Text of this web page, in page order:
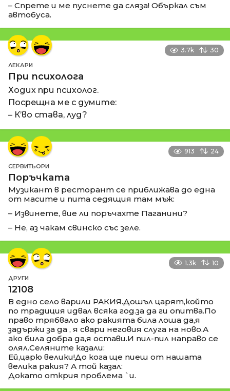
– Спрете и ме пуснете да сляза! Объркал съм
автобуса.
3.7k 30
ЛЕКАРИ
При психолога
Ходих при психолог.
Посрещна ме с думите:
– К’во става, луд?
913 24
СЕРВИТЬОРИ
Поръчката
Музикант в ресторант се приближава до една
от масите и пита седящия там мъж:
– Извинете, вие ли поръчахте Паганини?
– Не, аз чакам свинско със зеле.
1.3k 10
ДРУГИ
12108
В едно село варили РАКИЯ.Дошъл царят,който
по традиция идвал всяка год.за да ги опитва.По
право трябвало ако ракията била лоша да,я
задържи за да , я свари неговия слуга на ново.А
ако била добра да,я остави.И пил-пил направо се
олял.Селяните казали:
Ей,царю велики!До кога ще пиеш от нашата
велика ракия? А той казал:
Докато открия проблема `и.